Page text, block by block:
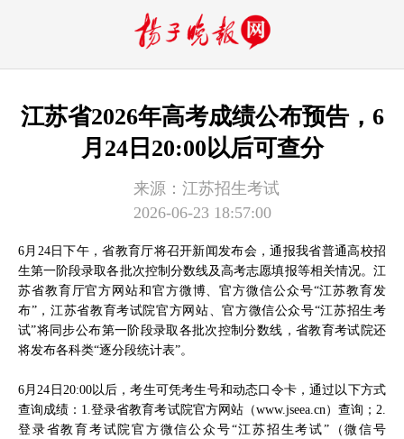
江苏省2026年高考成绩公布预告，6
月24日20:00以后可查分
来源： ​江苏招生考试
2026-06-23 18:57:00
6月24日下午，省教育厅将召开新闻发布会，通报我省普通高校招
生第一阶段录取各批次控制分数线及高考志愿填报等相关情况。江
苏省教育厅官方网站和官方微博、官方微信公众号“江苏教育发
布”，江苏省教育考试院官方网站、官方微信公众号“江苏招生考
试”将同步公布第一阶段录取各批次控制分数线，省教育考试院还
将发布各科类“逐分段统计表”。
6月24日20:00以后，考生可凭考生号和动态口令卡，通过以下方式
查询成绩：1.登录省教育考试院官方网站（www.jseea.cn）查询 ；2.
登录省教育考试院官方微信公众号“江苏招生考试”（微信号